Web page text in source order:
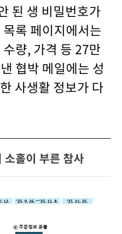
된 생 비밀번호가
록 페이지에서는
량, 가격 등 27만
협박 메일에는 성
사생활 정보가 다
홀이 부른 참사